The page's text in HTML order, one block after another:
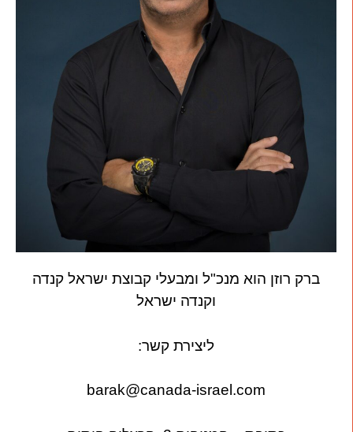
ברק רוזן הוא מנכ"ל ומבעלי קבוצת ישראל קנדה
וקנדה ישראל
ליצירת קשר:
barak@canada-israel.com